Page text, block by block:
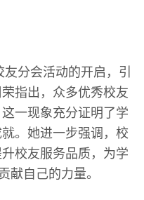
分会活动的开启，引
指出，众多优秀校友
一现象充分证明了学
。她进一步强调，校
校友服务品质，为学
献自己的力量。